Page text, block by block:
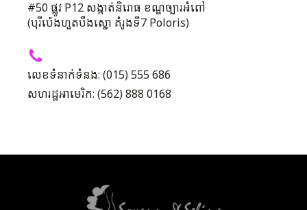
#50 ផ្លូវ P12 សង្កាត់និរោធ ខណ្ឌច្បារអំពៅ
(បុរីប៉េងហួតបឹងស្នោ គំរូងទី7 Poloris)
លេខទំនាក់ទំនង: (015) 555 686
សហរដ្ឋអាមេរិក: (562) 888 0168